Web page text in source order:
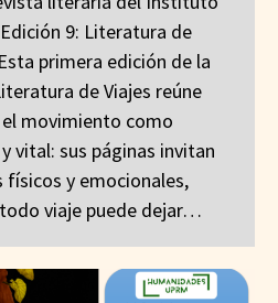
9: Literatura de
primera edición de la
de Viajes reúne
movimiento como
vital: sus páginas invitan
y emocionales,
viaje puede dejar…